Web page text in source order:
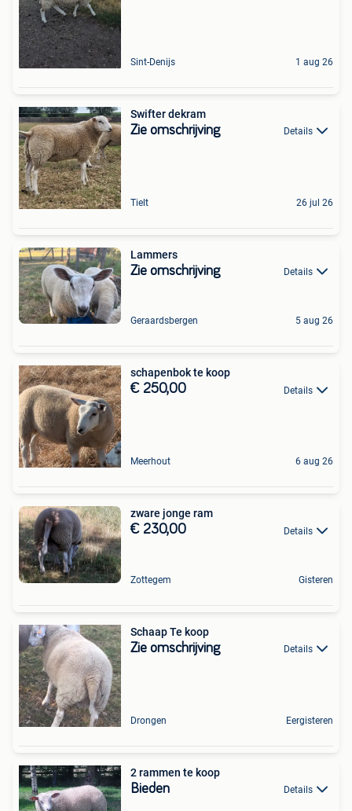
Sint-Denijs 1 aug 26
Swifter dekram
Zie omschrijving Details
Tielt 26 jul 26
Lammers
Zie omschrijving Details
Geraardsbergen 5 aug 26
schapenbok te koop
€ 250,00 Details
Meerhout 6 aug 26
zware jonge ram
€ 230,00 Details
Zottegem Gisteren
Schaap Te koop
Zie omschrijving Details
Drongen Eergisteren
2 rammen te koop
Bieden Details